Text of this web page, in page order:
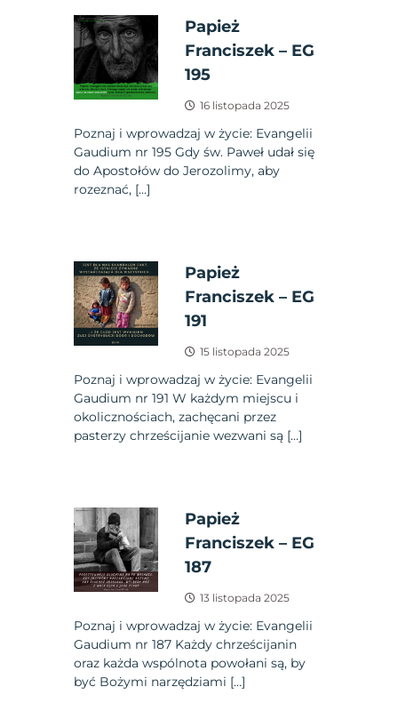
Papież
Franciszek – EG
195
16 listopada 2025
Poznaj i wprowadzaj w życie: Evangelii
Gaudium nr 195 Gdy św. Paweł udał się
do Apostołów do Jerozolimy, aby
rozeznać, […]
Papież
Franciszek – EG
191
15 listopada 2025
Poznaj i wprowadzaj w życie: Evangelii
Gaudium nr 191 W każdym miejscu i
okolicznościach, zachęcani przez
pasterzy chrześcijanie wezwani są […]
Papież
Franciszek – EG
187
13 listopada 2025
Poznaj i wprowadzaj w życie: Evangelii
Gaudium nr 187 Każdy chrześcijanin
oraz każda wspólnota powołani są, by
być Bożymi narzędziami […]